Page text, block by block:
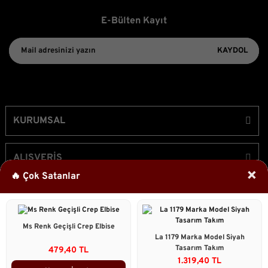
🔥 Çok Satanlar ×
Ms Renk Geçişli Crep Elbise
479,40 TL
La 1179 Marka Model Siyah
Tasarım Takım
1.319,40 TL
E-Bülten Kayıt
KAYDOL
KURUMSAL
ALIŞVERİŞ
ÜYELİK
Bizi Takip Edin!